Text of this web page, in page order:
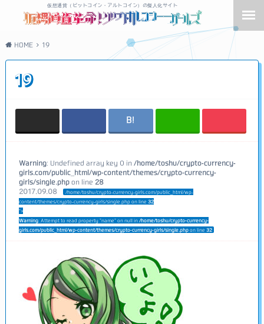
仮想通貨（ビットコイン・アルトコイン）の擬人化サイト
HOME 19
19
Warning: Undefined array key 0 in /home/toshu/crypto-currency-
girls.com/public_html/wp-content/themes/crypto-currency-
girls/single.php on line 28
2017.09.08
/home/toshu/crypto-currency-girls.com/public_html/wp-
content/themes/crypto-currency-girls/single.php on line32
">
Warning: Attempt to read property "name" on null in /home/toshu/crypto-currency-
girls.com/public_html/wp-content/themes/crypto-currency-girls/single.php on line32